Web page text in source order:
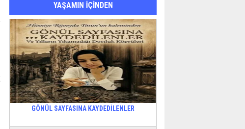
YAŞAMIN İÇİNDEN
GÖNÜL SAYFASINA KAYDEDİLENLER